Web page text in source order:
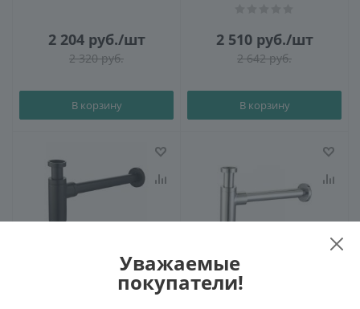
2 204руб./шт
2 320руб.
В корзину
2 510руб./шт
2 642руб.
В корзину
Сифон для раковины
Maretti AC1869560, черный
Сифон для раковины Haiba
HB80-1, хром
Уважаемые
покупатели!